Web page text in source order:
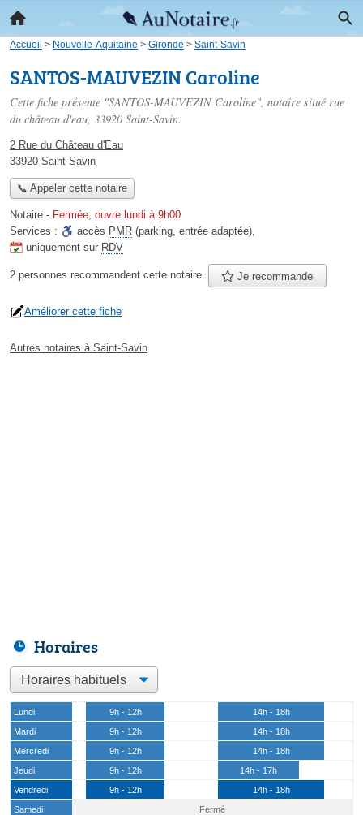
Accueil > Nouvelle-Aquitaine > Gironde > Saint-Savin
SANTOS-MAUVEZIN Caroline
Cette fiche présente "SANTOS-MAUVEZIN Caroline", notaire situé rue
du château d'eau, 33920 Saint-Savin.
2 Rue du Château d'Eau
33920 Saint-Savin
📞 Appeler cette notaire
Notaire - Fermée, ouvre lundi à 9h00
Services :
accès PMR (parking, entrée adaptée),
uniquement sur RDV
2 personnes recommandent cette notaire. Je recommande
Améliorer cette fiche
Autres notaires à Saint-Savin
Horaires
Lundi 9h - 12h
14h - 18h
Mardi
9h - 12h
14h - 18h
Mercredi
9h - 12h
14h - 18h
Jeudi
9h - 12h
14h - 17h
Vendredi
9h - 12h
14h - 18h
Samedi
Fermé